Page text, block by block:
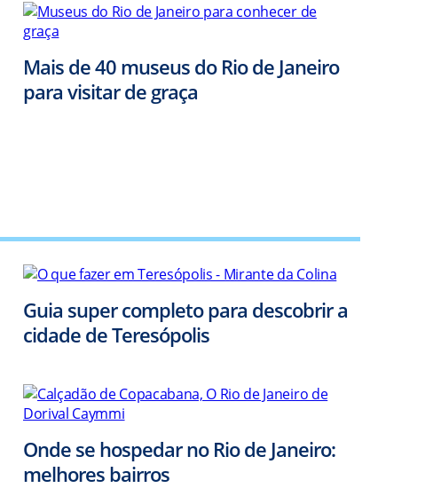
Mais de 40 museus do Rio de Janeiro
para visitar de graça
Guia super completo para descobrir a
cidade de Teresópolis
Onde se hospedar no Rio de Janeiro:
melhores bairros